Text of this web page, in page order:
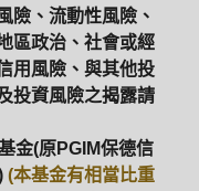
險、流動性風險、
區政治、社會或經
用風險、與其他投
投資風險之揭露請
金(原PGIM保德信
(本基金有相當比重